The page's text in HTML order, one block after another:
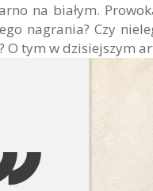
na białym.
nagrania? Czy
O tym w dzisiejszym